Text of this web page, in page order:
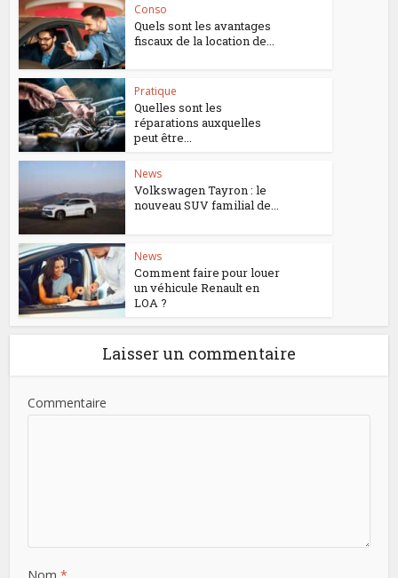
Conso
Quels sont les avantages
fiscaux de la location de...
Pratique
Quelles sont les
réparations auxquelles
peut être...
News
Volkswagen Tayron : le
nouveau SUV familial de...
News
Comment faire pour louer
un véhicule Renault en
LOA ?
Laisser un commentaire
Commentaire
Nom*